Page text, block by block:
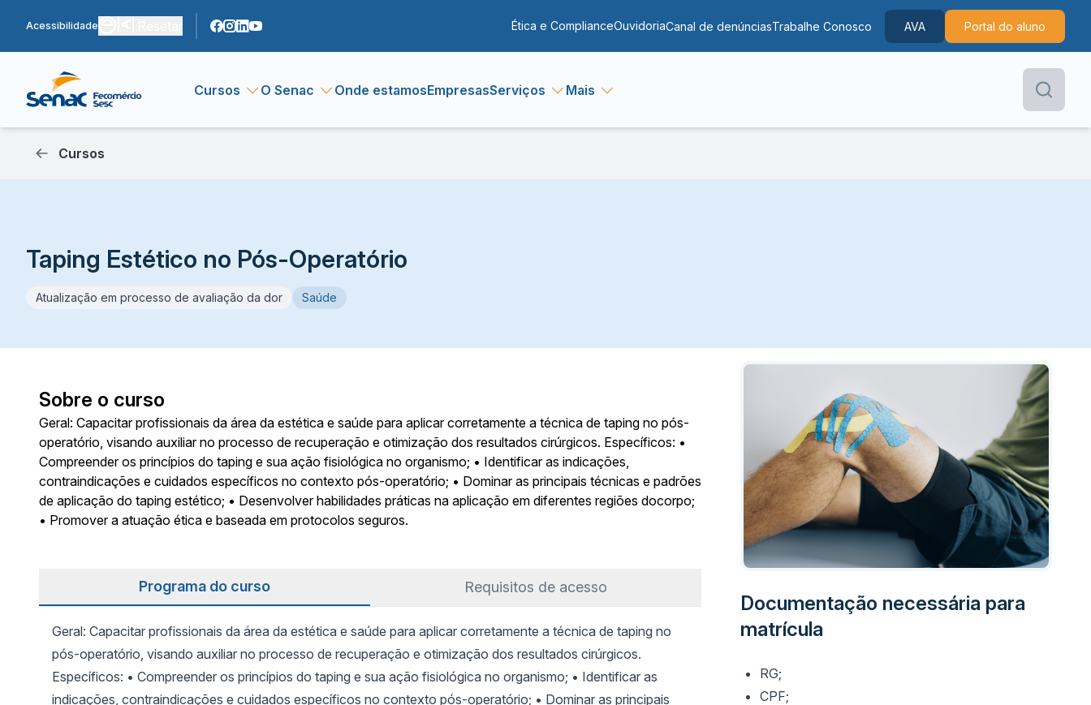
Acessibilidade Ética e ComplianceOuvidoriaCanal de denúnciasTrabalhe Conosco AVA Portal do aluno
Cursos O Senac Onde estamosEmpresasServiços Mais
Cursos
Taping Estético no Pós-Operatório
Atualização em processo de avaliação da dor Saúde
Sobre o curso
Geral: Capacitar profissionais da área da estética e saúde para aplicar corretamente a técnica de taping no pós-
operatório, visando auxiliar no processo de recuperação e otimização dos resultados cirúrgicos. Específicos: •
Compreender os princípios do taping e sua ação fisiológica no organismo; • Identificar as indicações,
contraindicações e cuidados específicos no contexto pós-operatório; • Dominar as principais técnicas e padrões
de aplicação do taping estético; • Desenvolver habilidades práticas na aplicação em diferentes regiões docorpo;
• Promover a atuação ética e baseada em protocolos seguros.
Programa do curso Requisitos de acesso
Geral: Capacitar profissionais da área da estética e saúde para aplicar corretamente a técnica de taping no
pós-operatório, visando auxiliar no processo de recuperação e otimização dos resultados cirúrgicos.
Específicos: • Compreender os princípios do taping e sua ação fisiológica no organismo; • Identificar as
indicações, contraindicações e cuidados específicos no contexto pós-operatório; • Dominar as principais
Documentação necessária para
matrícula
RG;
CPF;